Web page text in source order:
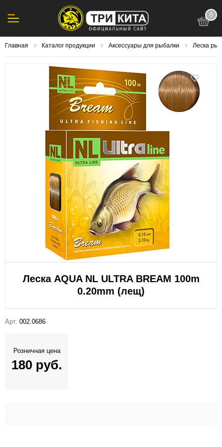
0
Главная Каталог продукции Аксессуары для рыбалки Леска
Леска AQUA NL ULTRA BREAM 100m
0.20mm (лещ)
Арт. 002.0686
Розничная цена
180 руб.